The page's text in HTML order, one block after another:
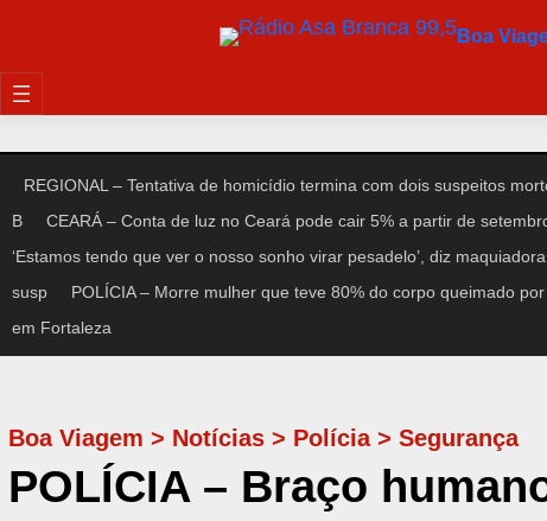
Boa
REGIONAL – Tentativa de homicídio termina com dois suspeitos
B
CEARÁ – Conta de luz no Ceará pode cair 5% a partir de
‘Estamos tendo que ver o nosso sonho virar pesadelo’, diz
susp
POLÍCIA – Morre mulher que teve 80% do corpo queimado
em Fortaleza
Boa Viagem > Notícias > Polícia>Segurança
POLÍCIA – Braço